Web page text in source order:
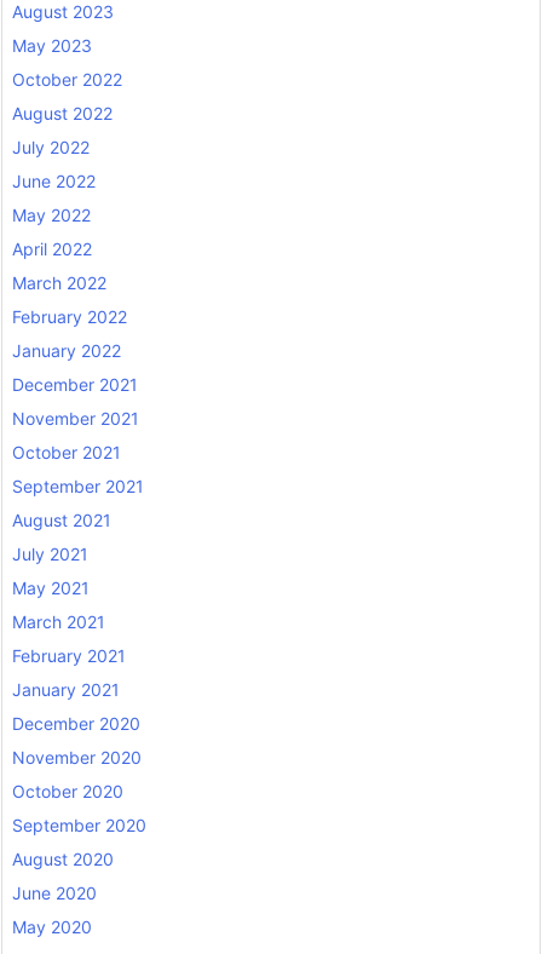
August 2023
May 2023
October 2022
August 2022
July 2022
June 2022
May 2022
April 2022
March 2022
February 2022
January 2022
December 2021
November 2021
October 2021
September 2021
August 2021
July 2021
May 2021
March 2021
February 2021
January 2021
December 2020
November 2020
October 2020
September 2020
August 2020
June 2020
May 2020